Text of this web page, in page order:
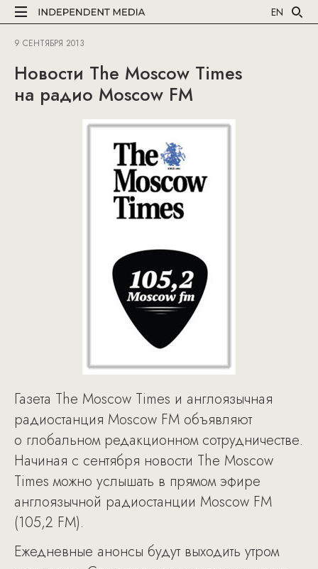
EN
9 СЕНТЯБРЯ 2013
Новости The Moscow Times
на радио Moscow FM
Газета The Moscow Times и англоязычная
радиостанция Moscow FM объявляют
о глобальном редакционном сотрудничестве.
Начиная с сентября новости The Moscow
Times можно услышать в прямом эфире
англоязычной радиостанции Moscow FM
(105,2 FM).
Ежедневные анонсы будут выходить утром